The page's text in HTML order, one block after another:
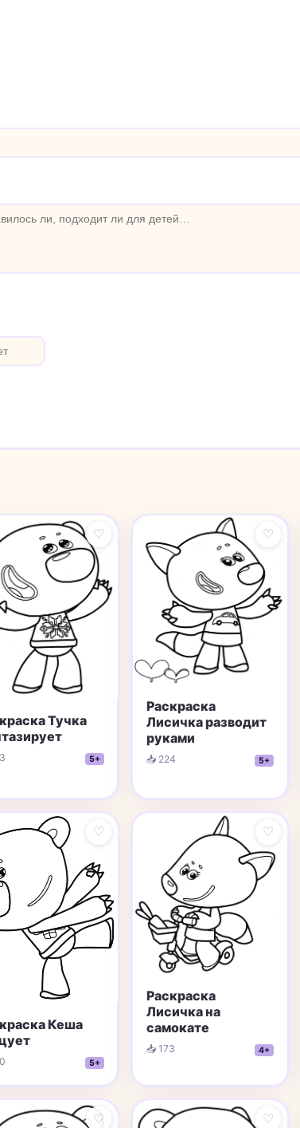
♡
Тучка
5+
♡
Раскраска
Лисичка разводит
руками
📥 224 5+
♡
Кеша
5+
♡
Раскраска
Лисичка на
самокате
📥 173 4+
♡ ♡